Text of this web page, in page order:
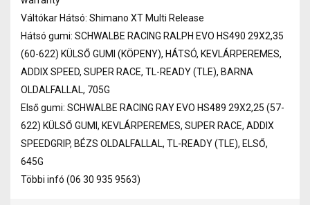
Váltókar Hátsó: Shimano XT Multi Release
Hátsó gumi: SCHWALBE RACING RALPH EVO HS490 29X2,35
(60-622) KÜLSŐ GUMI (KÖPENY), HÁTSÓ, KEVLÁRPEREMES,
ADDIX SPEED, SUPER RACE, TL-READY (TLE), BARNA
OLDALFALLAL, 705G
Első gumi: SCHWALBE RACING RAY EVO HS489 29X2,25 (57-
622) KÜLSŐ GUMI, KEVLÁRPEREMES, SUPER RACE, ADDIX
SPEEDGRIP, BÉZS OLDALFALLAL, TL-READY (TLE), ELSŐ,
645G
Többi infó (06 30 935 9563)